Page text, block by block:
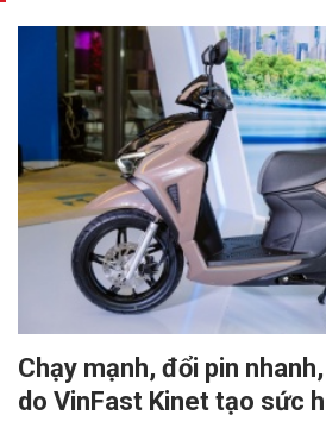
Chạy mạnh, đổi pin
do VinFast Kinet tạo sức